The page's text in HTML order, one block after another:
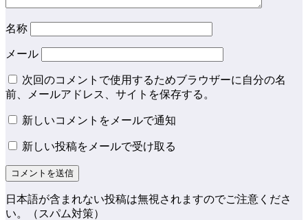
名称
メール
次回のコメントで使用するためブラウザーに自分の名
前、メールアドレス、サイトを保存する。
新しいコメントをメールで通知
新しい投稿をメールで受け取る
日本語が含まれない投稿は無視されますのでご注意くださ
い。（スパム対策）